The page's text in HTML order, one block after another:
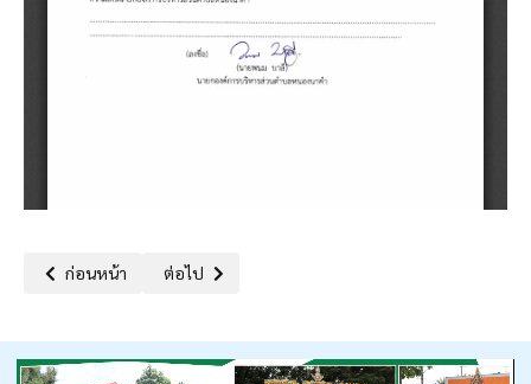
เนื้อหาก่อนหน้า: รายงานผลการตรวจสอบภายในปีงบประมาณ พ.ศ
ก่อนหน้า เนื้อหาถัดไป: รายงานผลการตรวจสอบภายใน ประจำ
ต่อไป